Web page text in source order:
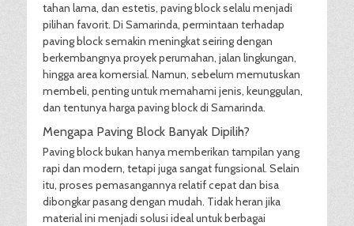
tahan lama, dan estetis, paving block selalu menjadi
pilihan favorit. Di Samarinda, permintaan terhadap
paving block semakin meningkat seiring dengan
berkembangnya proyek perumahan, jalan lingkungan,
hingga area komersial. Namun, sebelum memutuskan
membeli, penting untuk memahami jenis, keunggulan,
dan tentunya harga paving block di Samarinda.
Mengapa Paving Block Banyak Dipilih?
Paving block bukan hanya memberikan tampilan yang
rapi dan modern, tetapi juga sangat fungsional. Selain
itu, proses pemasangannya relatif cepat dan bisa
dibongkar pasang dengan mudah. Tidak heran jika
material ini menjadi solusi ideal untuk berbagai